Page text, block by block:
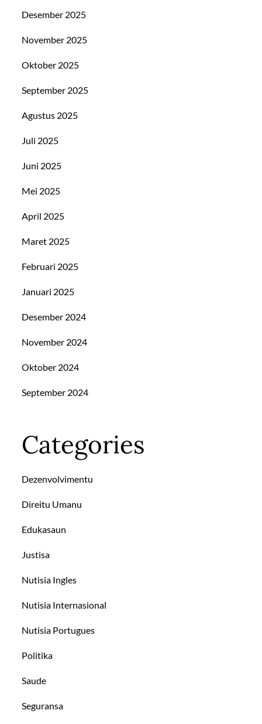
Desember 2025
November 2025
Oktober 2025
September 2025
Agustus 2025
Juli 2025
Juni 2025
Mei 2025
April 2025
Maret 2025
Februari 2025
Januari 2025
Desember 2024
November 2024
Oktober 2024
September 2024
Categories
Dezenvolvimentu
Direitu Umanu
Edukasaun
Justisa
Nutisia Ingles
Nutisia Internasional
Nutisia Portugues
Politika
Saude
Seguransa